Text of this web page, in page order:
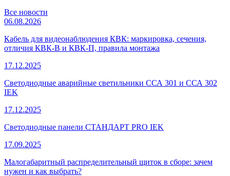
Все новости
06.08.2026
Кабель для видеонаблюдения КВК: маркировка, сечения,
отличия КВК-В и КВК-П, правила монтажа
17.12.2025
Светодиодные аварийные светильники ССА 301 и ССА 302
IEK
17.12.2025
Светодиодные панели СТАНДАРТ PRO IEK
17.09.2025
Малогабаритный распределительный щиток в сборе: зачем
нужен и как выбрать?